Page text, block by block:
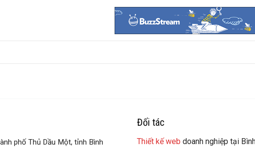
phố Thủ Dầu Một, tỉnh Bình
Đối tác
Thiết kế web doanh nghiệp tại